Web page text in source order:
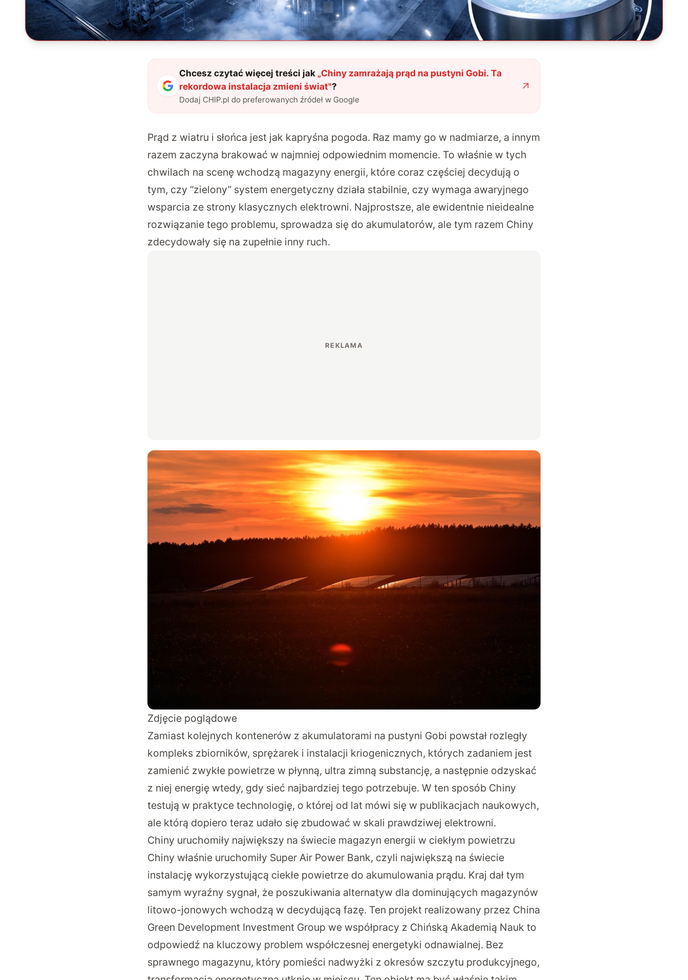
Chcesz czytać więcej treści jak „Chiny zamrażają prąd na pustyni Gobi. Ta
rekordowa instalacja zmieni świat"?
Dodaj CHIP.pl do preferowanych źródeł w Google
Prąd z wiatru i słońca jest jak kapryśna pogoda. Raz mamy go w nadmiarze, a innym
razem zaczyna brakować w najmniej odpowiednim momencie. To właśnie w tych
chwilach na scenę wchodzą magazyny energii, które coraz częściej decydują o
tym, czy “zielony” system energetyczny działa stabilnie, czy wymaga awaryjnego
wsparcia ze strony klasycznych elektrowni. Najprostsze, ale ewidentnie nieidealne
rozwiązanie tego problemu, sprowadza się do akumulatorów, ale tym razem Chiny
zdecydowały się na zupełnie inny ruch.
Zdjęcie poglądowe
Zamiast kolejnych kontenerów z akumulatorami na pustyni Gobi powstał rozległy
kompleks zbiorników, sprężarek i instalacji kriogenicznych, których zadaniem jest
zamienić zwykłe powietrze w płynną, ultra zimną substancję, a następnie odzyskać
z niej energię wtedy, gdy sieć najbardziej tego potrzebuje. W ten sposób Chiny
testują w praktyce technologię, o której od lat mówi się w publikacjach naukowych,
ale którą dopiero teraz udało się zbudować w skali prawdziwej elektrowni.
Chiny uruchomiły największy na świecie magazyn energii w ciekłym powietrzu
Chiny właśnie uruchomiły Super Air Power Bank, czyli największą na świecie
instalację wykorzystującą ciekłe powietrze do akumulowania prądu. Kraj dał tym
samym wyraźny sygnał, że poszukiwania alternatyw dla dominujących magazynów
litowo-jonowych wchodzą w decydującą fazę. Ten projekt realizowany przez China
Green Development Investment Group we współpracy z Chińską Akademią Nauk to
odpowiedź na kluczowy problem współczesnej energetyki odnawialnej. Bez
sprawnego magazynu, który pomieści nadwyżki z okresów szczytu produkcyjnego,